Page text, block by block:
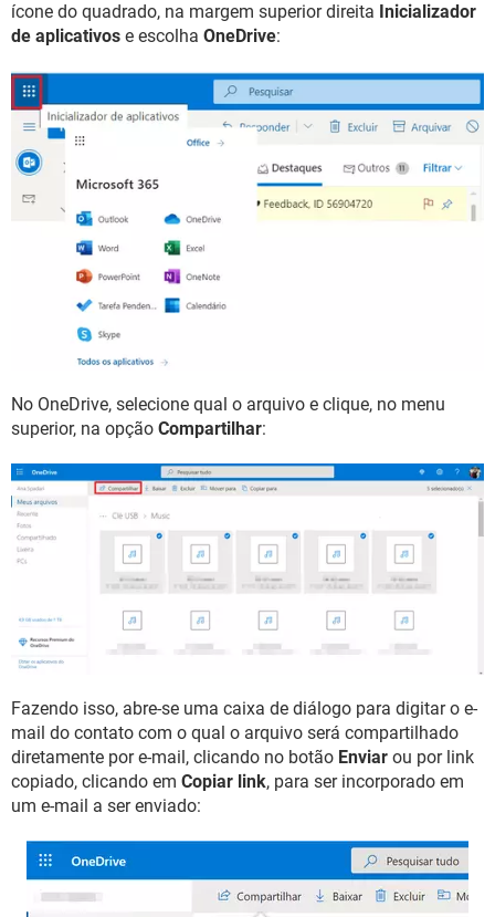
ícone do quadrado, na margem superior direita Inicializador
de aplicativos e escolha OneDrive:
No OneDrive, selecione qual o arquivo e clique, no menu
superior, na opção Compartilhar:
Fazendo isso, abre-se uma caixa de diálogo para digitar o e-
mail do contato com o qual o arquivo será compartilhado
diretamente por e-mail, clicando no botão Enviar ou por link
copiado, clicando em Copiar link, para ser incorporado em
um e-mail a ser enviado: